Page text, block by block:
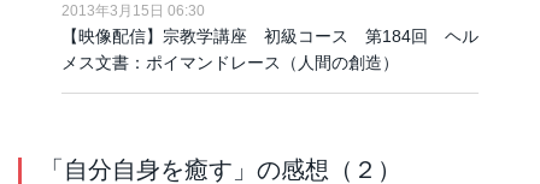
2013年3月15日 06:30
【映像配信】宗教学講座 初級コース 第184回 ヘル
メス文書：ポイマンドレース（人間の創造）
「自分自身を癒す」の感想（２）